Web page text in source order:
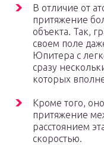
В отличие от
притяжение
объекта. Так,
своем поле
Юпитера с
сразу
которых
Кроме того,
притяжение
расстоянием
скоростью.